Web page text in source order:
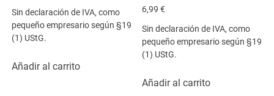
Sin declaración de IVA, como
pequeño empresario según §19
(1) UStG.
Añadir al carrito
6,99€
Sin declaración de IVA, como
pequeño empresario según §19
(1) UStG.
Añadir al carrito